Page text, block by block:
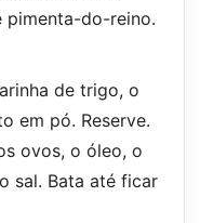
pimenta-do-reino.
de trigo, o
em pó. Reserve.
ovos, o óleo, o
sal. Bata até ficar